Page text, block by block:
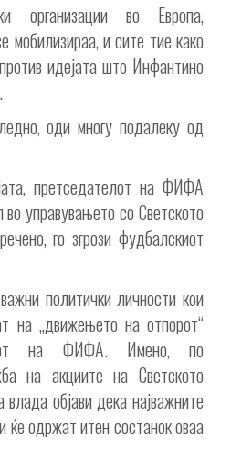
организации во Европа,
и сите тие како
идејата што Инфантино
оди многу подалеку од
претседателот на ФИФА
управувањето со Светското
го згрози фудбалскиот
политички личности кои
на „движењето на отпорот“
на ФИФА. Имено, по
на акциите на Светското
објави дека најважните
одржат итен состанок оваа